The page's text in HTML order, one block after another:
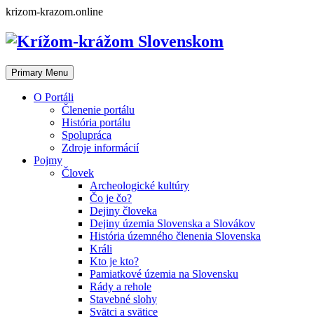
Skip
content
krizom-krazom.online
Primary Menu
O Portáli
Členenie portálu
História portálu
Spolupráca
Zdroje informácií
Pojmy
Človek
Archeologické kultúry
Čo je čo?
Dejiny človeka
Dejiny územia Slovenska a Slovákov
História územného členenia Slovenska
Králi
Kto je kto?
Pamiatkové územia na Slovensku
Rády a rehole
Stavebné slohy
Svätci a svätice